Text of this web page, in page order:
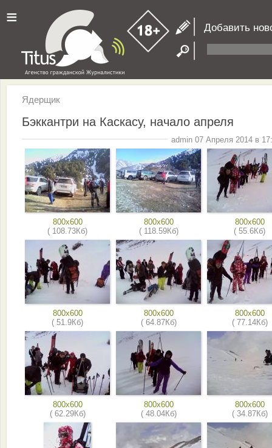
≡ Добавить
Ядерщик
Бэккантри на Каскасу, начало апреля
admin 07 Апреля 2014 в
800x600
( 108.73Кб)
800x600
( 118.59Кб)
800x600
( 55.6Кб)
800x600
( 51.9Кб)
800x600
( 64.87Кб)
800x600
( 77.14Кб)
800x600
( 62.29Кб)
800x600
( 48.04Кб)
800x600
( 34.87Кб)